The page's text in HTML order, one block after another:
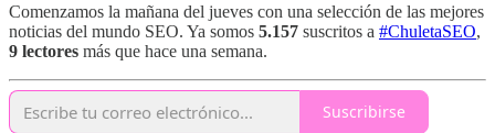
Comenzamos la mañana del jueves con una selección de las mejores
noticias del mundo SEO. Ya somos 5.157 suscritos a #ChuletaSEO,
9 lectores más que hace una semana.
Suscribirse